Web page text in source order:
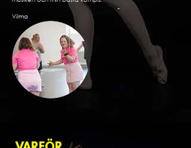
-
Vilma